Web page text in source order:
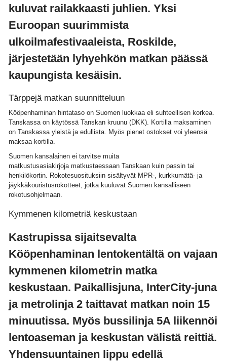
kuluvat railakkaasti juhlien. Yksi
Euroopan suurimmista
ulkoilmafestivaaleista, Roskilde,
järjestetään lyhyehkön matkan päässä
kaupungista kesäisin.
Tärppejä matkan suunnitteluun
Kööpenhaminan hintataso on Suomen luokkaa eli suhteellisen korkea.
Tanskassa on käytössä Tanskan kruunu (DKK). Kortilla maksaminen
on Tanskassa yleistä ja edullista. Myös pienet ostokset voi yleensä
maksaa kortilla.
Suomen kansalainen ei tarvitse muita
matkustusasiakirjoja matkustaessaan Tanskaan kuin passin tai
henkilökortin. Rokotesuosituksiin sisältyvät MPR-, kurkkumätä- ja
jäykkäkouristusrokotteet, jotka kuuluvat Suomen kansalliseen
rokotusohjelmaan.
Kymmenen kilometriä keskustaan
Kastrupissa sijaitsevalta
Kööpenhaminan lentokentältä on vajaan
kymmenen kilometrin matka
keskustaan. Paikallisjuna, InterCity-juna
ja metrolinja 2 taittavat matkan noin 15
minuutissa. Myös bussilinja 5A liikennöi
lentoaseman ja keskustan välistä reittiä.
Yhdensuuntainen lippu edellä